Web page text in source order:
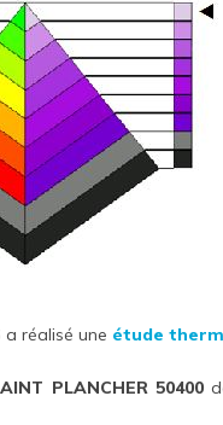
a réalisé une étude
PLANCHER 50400